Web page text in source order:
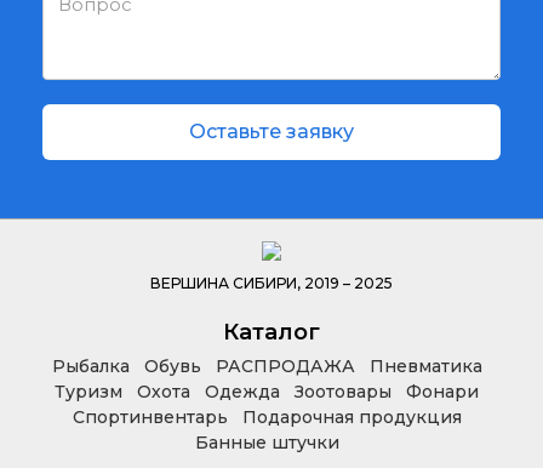
Оставьте заявку
ВЕРШИНА СИБИРИ, 2019 – 2025
Каталог
Рыбалка Обувь РАСПРОДАЖА
Пневматика
Туризм
Охота Одежда Зоотовары
Фонари
Спортинвентарь
Подарочная продукция
Банные штучки